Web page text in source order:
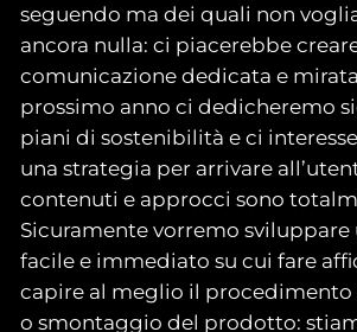
seguendo ma dei quali non
ancora nulla: ci piacerebbe
comunicazione dedicata e
prossimo anno ci dedicheremo
piani di sostenibilità e ci
una strategia per arrivare
contenuti e approcci sono
Sicuramente vorremo sviluppare
facile e immediato su cui fare
capire al meglio il
o smontaggio del prodotto: